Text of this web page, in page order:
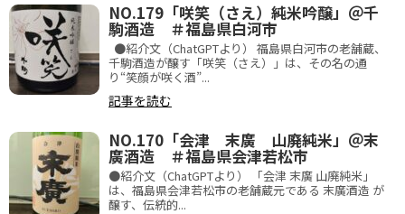
NO.179「咲笑（さえ）純米吟醸」＠千
駒酒造 ＃福島県白河市
●紹介文（ChatGPTより） 福島県白河市の老舗蔵、
千駒酒造が醸す「咲笑（さえ）」は、その名の通
り“笑顔が咲く酒”...
記事を読む
NO.170「会津 末廣 山廃純米」＠末
廣酒造 ＃福島県会津若松市
●紹介文（ChatGPTより） 「会津 末廣 山廃純米」
は、福島県会津若松市の老舗蔵元である 末廣酒造 が
醸す、伝統的...